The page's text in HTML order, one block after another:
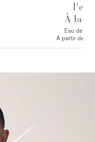
l'eau
À la
Eau de
A partir de